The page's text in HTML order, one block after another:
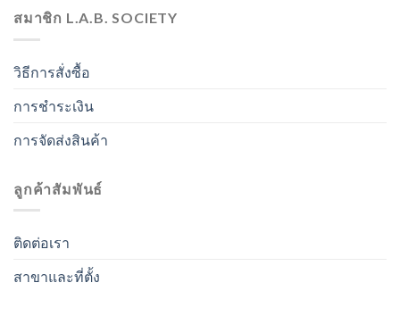
สมาชิก L.A.B. SOCIETY
วิธีการสั่งซื้อ
การชำระเงิน
การจัดส่งสินค้า
ลูกค้าสัมพันธ์
ติดต่อเรา
สาขาและที่ตั้ง